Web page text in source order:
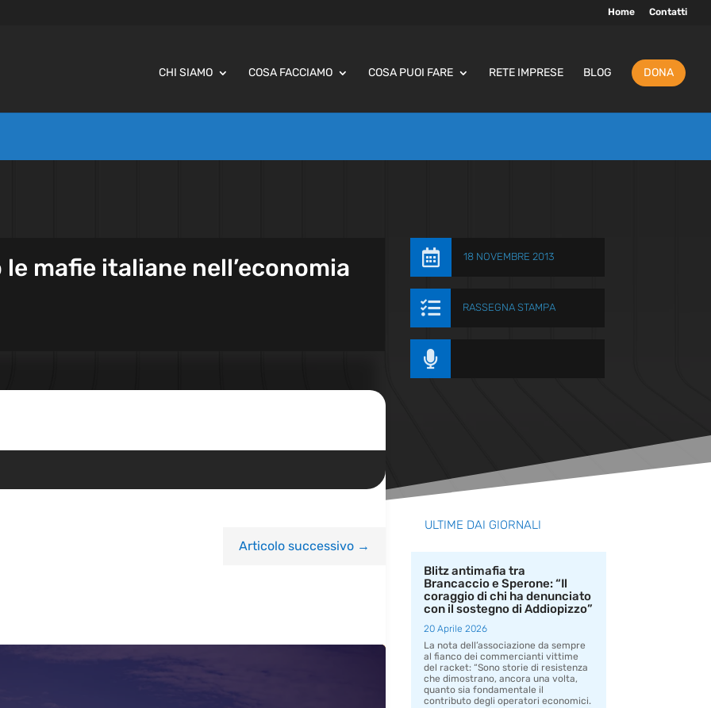
Home Contatti
CHI SIAMO COSA FACCIAMO COSA PUOI FARE RETE IMPRESE BLOG DONA
mafie italiane nell’economia
 18 NOVEMBRE 2013
 RASSEGNA STAMPA

Articolo successivo→
ULTIME DAI GIORNALI
Blitz antimafia tra
Brancaccio e Sperone: “Il
coraggio di chi ha denunciato
con il sostegno di Addiopizzo”
20 Aprile 2026
La nota dell’associazione da sempre
al fianco dei commercianti vittime
del racket: “Sono storie di resistenza
che dimostrano, ancora una volta,
quanto sia fondamentale il
contributo degli operatori economici.